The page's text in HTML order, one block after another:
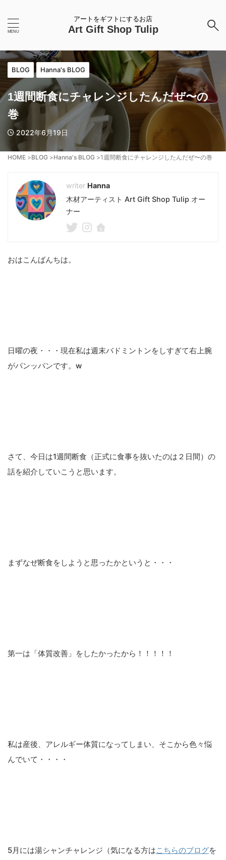
アートをギフトにするお店
Art Gift Shop Tulip
BLOG Hanna's BLOG
1週間断食にチャレンジしたんだぜ〜の
巻
2022年6月19日
HOME >BLOG >Hanna's BLOG >1週間断食にチャレンジしたんだぜ〜の巻
Hanna
木材アーティスト Art Gift Shop Tulip オー
ナー
おはこんばんちは。
日曜の夜・・・現在私は週末バドミントンをしすぎて右上腕
がパンッパンです。w
さて、今日は1週間断食（正式に食事を抜いたのは２日間）の
話を紹介していこうと思います。
まずなぜ断食をしようと思ったかというと・・・
第一は「体質改善」をしたかったから！！！！！
私は産後、アレルギー体質になってしまい、そこから色々悩
んでいて・・・・
5月には湯シャンチャレンジ（気になる方はこちらのブログを